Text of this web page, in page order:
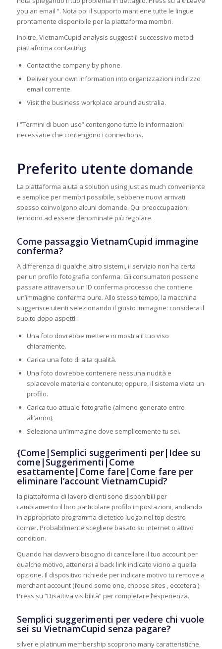
you an email “. Nota poi il supporto mantiene tutte le lingue
prontamente disponibile per la piattaforma membri.
Inoltre, VietnamCupid analysis suggest il successivo metodi
piattaforma contacting:
Contact the company by phone.
Deliver your own information into organizzazioni indirizzo
email corrente.
Visit the business workplace around australia.
I “Termini di buon uso” contengono tutte le informazioni
necessarie che contengono i connections.
Preferito utente domande
La piattaforma aiuta a solution using just as much conveniente
e semplice per membri possibile, sebbene nuovi arrivati ​​
spesso coinvolgono alcuni domande. Qui preoccupazioni
tendono ad essere denominate più regolare.
Come passaggio VietnamCupid immagine
conferma?
A differenza di qualche altro sistemi, il servizio non ha certa
per un profilo fotografia conferma. Gli consumatori possono
passare attraverso un ID conferma processo che contiene
un’immagine conferma pure. Allo stesso tempo, la macchina
suggerisce utenti selezionando il giusto immagine: considera il
subito dopo aspetti:
Una foto dovrebbe mettere in mostra il tuo viso
chiaramente.
Carica una foto di alta qualità.
Una foto dovrebbe contenere nessuna nudità e
spiacevole materiale contenuto; oppure, il sistema vieta un
profilo.
Carica tuo attuale fotografie (almeno generato entro
all’anno).
Seleziona un’immagine dove semplicemente tu sei.
{Come|Semplici suggerimenti per|Idee su
come|Suggerimenti|Come
esattamente|Come fare|Come fare per
eliminare l’account VietnamCupid?
la piattaforma di lavoro clienti sono disponibili per
cambiamento il loro particolare profilo impostazioni, andando
in appropriato programma dietetico luogo nel top destro
corner. Probabilmente scegliere basato su internet o attivo
condition.
Quando hai davvero bisogno di cancellare il tuo account per
qualche motivo, attenersi a back link indicato vicino a quella
opzione. Il dispositivo richiede per indicare motivo tu remove a
merchant account (found some one, choose sites , eccetera.).
Press su “Disattiva visibilità” per completare l’esperienza.
Semplici suggerimenti per vedere chi vuole
sei su VietnamCupid senza pagare?
silver e platinum membership scoprono many caratteristiche,